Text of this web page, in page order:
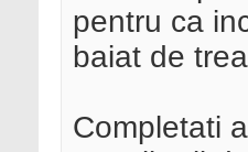
pentru ca
baiat de
Completati